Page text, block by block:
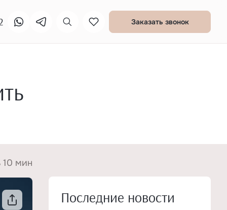
Заказать звонок
10 мин
Последние новости